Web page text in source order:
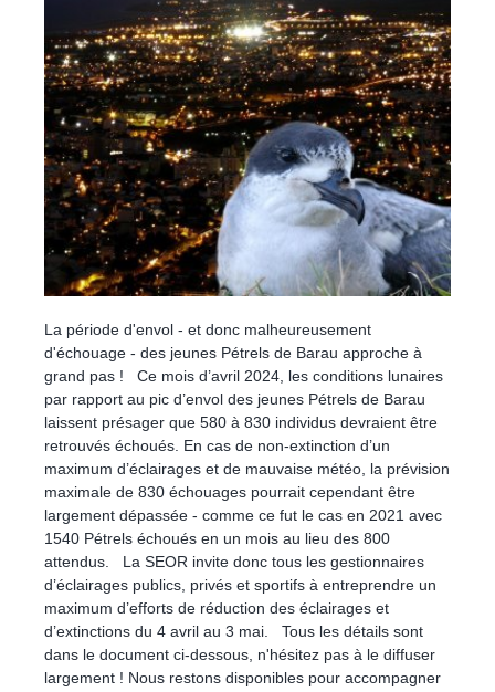
La période d'envol - et donc malheureusement
d'échouage - des jeunes Pétrels de Barau approche à
grand pas ! Ce mois d’avril 2024, les conditions lunaires
par rapport au pic d’envol des jeunes Pétrels de Barau
laissent présager que 580 à 830 individus devraient être
retrouvés échoués. En cas de non-extinction d’un
maximum d’éclairages et de mauvaise météo, la prévision
maximale de 830 échouages pourrait cependant être
largement dépassée - comme ce fut le cas en 2021 avec
1540 Pétrels échoués en un mois au lieu des 800
attendus. La SEOR invite donc tous les gestionnaires
d’éclairages publics, privés et sportifs à entreprendre un
maximum d’efforts de réduction des éclairages et
d’extinctions du 4 avril au 3 mai. Tous les détails sont
dans le document ci-dessous, n'hésitez pas à le diffuser
largement ! Nous restons disponibles pour accompagner